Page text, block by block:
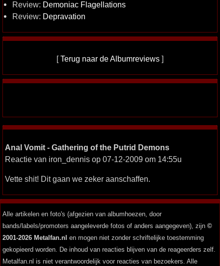
Review: Demoniac Flagellations
Review: Depravation
[Terug naar de Albumreviews ]
Anal Vomit - Gathering of the Putrid Demons
Reactie van iron_dennis op 07-12-2009 om 14:55u
Vette shit! Dit gaan we zeker aanschaffen.
Alle artikelen en foto's (afgezien van albumhoezen, door
bands/labels/promoters aangeleverde fotos of anders aangegeven), zijn ©
2001-2026 Metalfan.nl en mogen niet zonder schriftelijke toestemming
gekopieerd worden. De inhoud van reacties blijven van de reageerders zelf.
Metalfan.nl is niet verantwoordelijk voor reacties van bezoekers. Alle